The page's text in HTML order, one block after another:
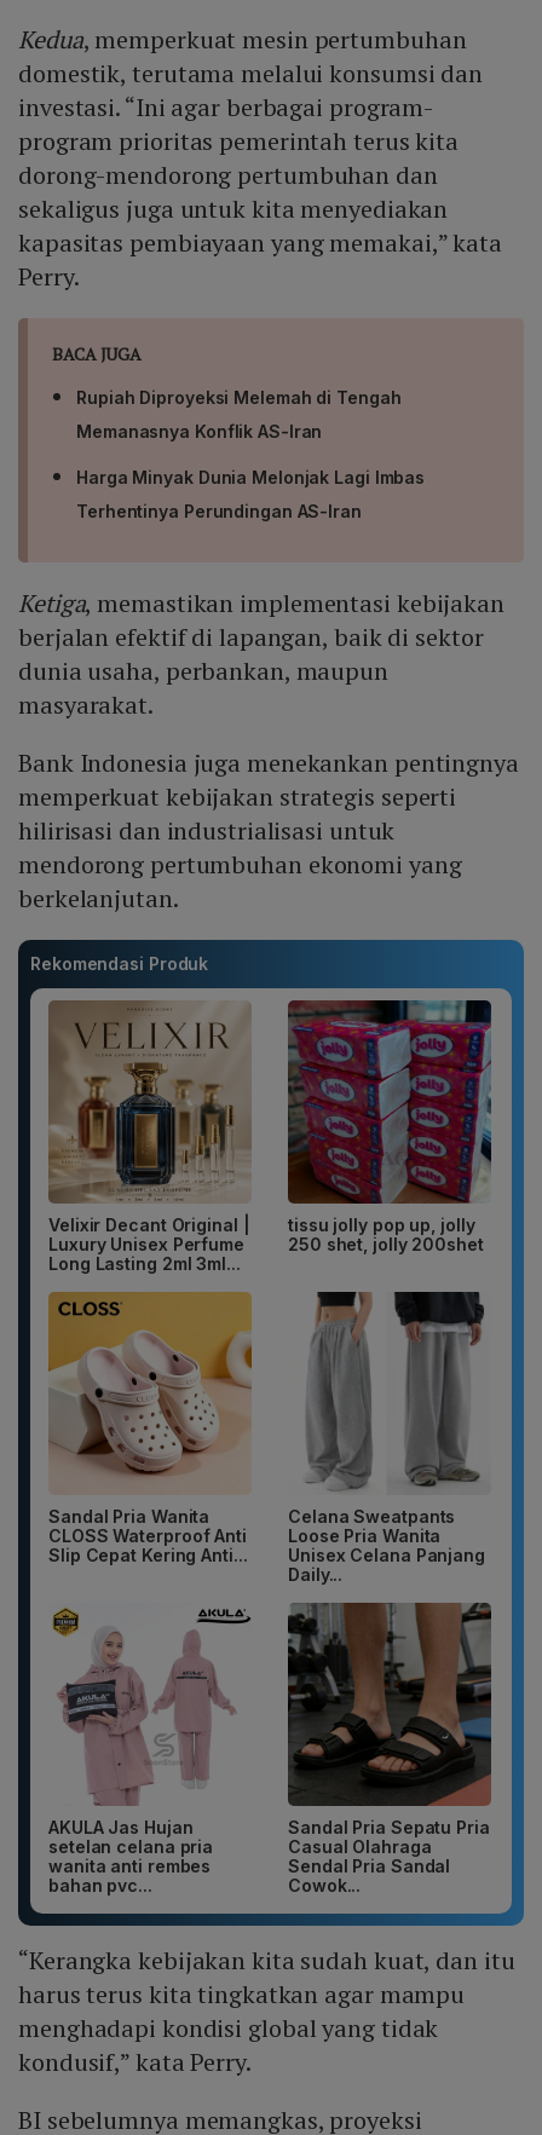
Kedua, memperkuat mesin pertumbuhan
domestik, terutama melalui konsumsi dan
investasi. “Ini agar berbagai program-
program prioritas pemerintah terus kita
dorong-mendorong pertumbuhan dan
sekaligus juga untuk kita menyediakan
kapasitas pembiayaan yang memakai,” kata
Perry.
BACA JUGA
Rupiah Diproyeksi Melemah di Tengah
Memanasnya Konflik AS-Iran
Harga Minyak Dunia Melonjak Lagi Imbas
Terhentinya Perundingan AS-Iran
Ketiga, memastikan implementasi kebijakan
berjalan efektif di lapangan, baik di sektor
dunia usaha, perbankan, maupun
masyarakat.
Bank Indonesia juga menekankan pentingnya
memperkuat kebijakan strategis seperti
hilirisasi dan industrialisasi untuk
mendorong pertumbuhan ekonomi yang
berkelanjutan.
Rekomendasi Produk
Velixir Decant Original |
Luxury Unisex Perfume
Long Lasting 2ml 3ml...
tissu jolly pop up, jolly
250 shet, jolly 200shet
Sandal Pria Wanita
CLOSS Waterproof Anti
Slip Cepat Kering Anti...
Celana Sweatpants
Loose Pria Wanita
Unisex Celana Panjang
Daily...
AKULA Jas Hujan
setelan celana pria
wanita anti rembes
bahan pvc...
Sandal Pria Sepatu Pria
Casual Olahraga
Sendal Pria Sandal
Cowok...
“Kerangka kebijakan kita sudah kuat, dan itu
harus terus kita tingkatkan agar mampu
menghadapi kondisi global yang tidak
kondusif,” kata Perry.
BI sebelumnya memangkas, proyeksi